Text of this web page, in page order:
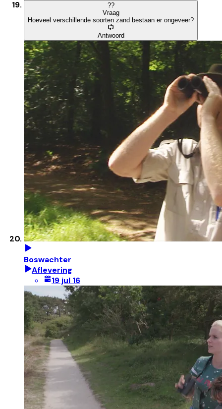
??
Vraag
Hoeveel verschillende soorten zand bestaan er ongeveer?
Antwoord
Boswachter
Aflevering
19 jul 16